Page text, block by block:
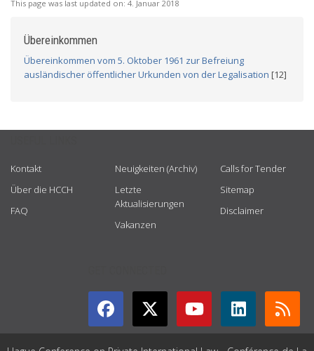
This page was last updated on: 4. Januar 2018
Übereinkommen
Übereinkommen vom 5. Oktober 1961 zur Befreiung
ausländischer öffentlicher Urkunden von der Legalisation [12]
Kontakt
Über die HCCH
FAQ
Neuigkeiten (Archiv)
Letzte
Aktualisierungen
Vakanzen
Calls for Tender
Sitemap
Disclaimer